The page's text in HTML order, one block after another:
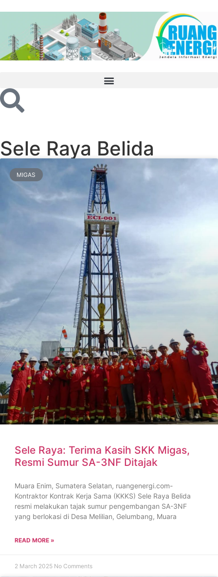
Sele Raya Belida
MIGAS
Sele Raya: Terima Kasih SKK Migas,
Resmi Sumur SA-3NF Ditajak
Muara Enim, Sumatera Selatan, ruangenergi.com-
Kontraktor Kontrak Kerja Sama (KKKS) Sele Raya Belida
resmi melakukan tajak sumur pengembangan SA-3NF
yang berlokasi di Desa Melilian, Gelumbang, Muara
READ MORE »
2 March 2025 No Comments